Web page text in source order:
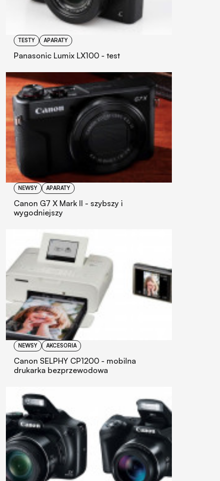
TESTY APARATY
Panasonic Lumix LX100 - test
NEWSY APARATY
Canon G7 X Mark II - szybszy i
wygodniejszy
NEWSY AKCESORIA
Canon SELPHY CP1200 - mobilna
drukarka bezprzewodowa